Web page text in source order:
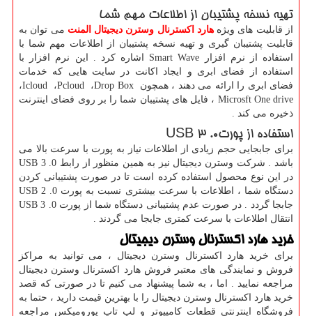
تهیه نسخه پشتیبان از اطلاعات مهم شما
از قابلیت های ویژههارد اکسترنال وسترن دیجیتال المنت می توان به
قابلیت پشتیبان گیری و تهیه نسخه پشتیبان از اطلاعات مهم شما با
استفاده از نرم افزار Smart Wave اشاره کرد . این نرم افزار با
استفاده از فضای ابری و ایجاد اکانت در سایت هایی که خدمات
فضای ابری را ارائه می دهند ، همچون
Drop Box، Pcloud، Icloud،
Microsft One drive ، فایل های پشتیبان شما را بر روی فضای اینترنت
ذخیره می کند .
استفاده از پورتUSB 3 .0
برای جابجایی حجم زیادی از اطلاعات نیاز به پورت با سرعت بالا می
باشد . شرکت وسترن دیجیتال نیز به همین منظور از رابط USB 3 .0
در این نوع محصول استفاده کرده است تا در صورت پشتیبانی کردن
دستگاه شما ، اطلاعات با سرعت بیشتری نسبت به پورت USB 2 .0
جابجا گردد . در صورت عدم پشتیبانی دستگاه شما از پورتUSB 3 .0
انتقال اطلاعات با سرعت کمتری جابجا می گردند .
خرید هارد اکسترنال وسترن دیجیتال
برای خرید هارد اکسترنال وسترن دیجیتال ، می توانید به مراکز
فروش و نمایندگی های معتبر فروش هارد اکسترنال وسترن دیجیتال
مراجعه نمایید . اما ، به شما پیشنهاد می کنیم تا در صورتی که قصد
خرید هارد اکسترنال وسترن دیجیتال را با بهترین قیمت دارید ، حتما به
فروشگاه اینترنتی قطعات کامپیوتر و لپ تاپ پورومیکس مراجعه